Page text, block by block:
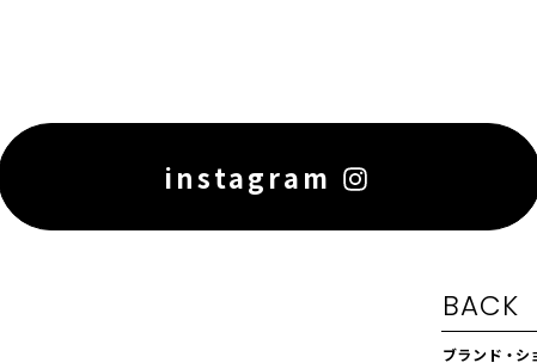
instagram
BACK
ブランド・